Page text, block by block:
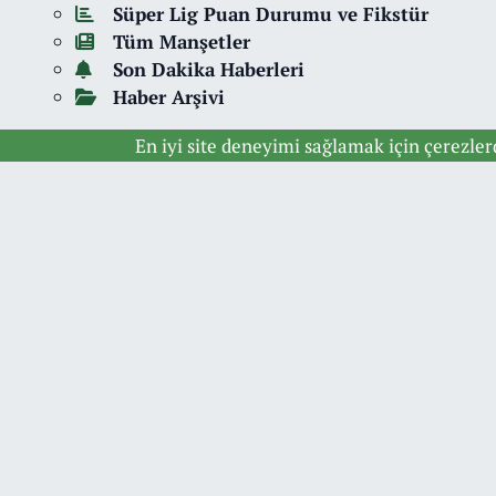
Süper Lig Puan Durumu ve Fikstür
Tüm Manşetler
Son Dakika Haberleri
Haber Arşivi
En iyi site deneyimi sağlamak için